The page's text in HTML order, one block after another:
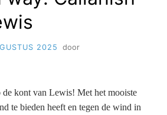
2025
door
kont van Lewis! Met het mooiste
te bieden heeft en tegen de wind in